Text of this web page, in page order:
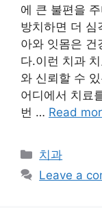
에 큰 불편을
방치하면 더 심
아와 잇몸은 건
다.이런 치과
와 신뢰할 수
어디에서 치료
번 … Read
Categories
치과
Leave a